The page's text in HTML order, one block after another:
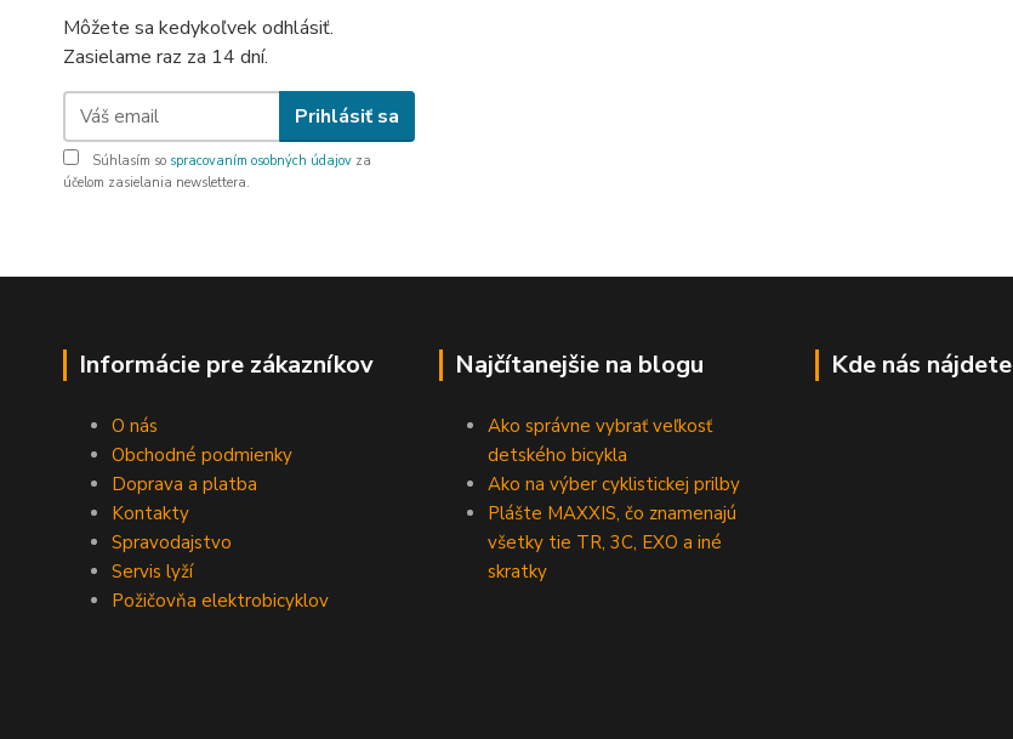
Môžete sa kedykoľvek odhlásiť.
Zasielame raz za 14 dní.
Prihlásiť sa
Súhlasím so spracovaním osobných údajov za
účelom zasielania newslettera.
Informácie pre zákazníkov
O nás
Obchodné podmienky
Doprava a platba
Kontakty
Spravodajstvo
Servis lyží
Požičovňa elektrobicyklov
Najčítanejšie na blogu
Ako správne vybrať veľkosť
detského bicykla
Ako na výber cyklistickej prilby
Plášte MAXXIS, čo znamenajú
všetky tie TR, 3C, EXO a iné
skratky
Kde nás nájdete